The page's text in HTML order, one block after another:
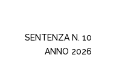
SENTENZA N. 10
ANNO 2026